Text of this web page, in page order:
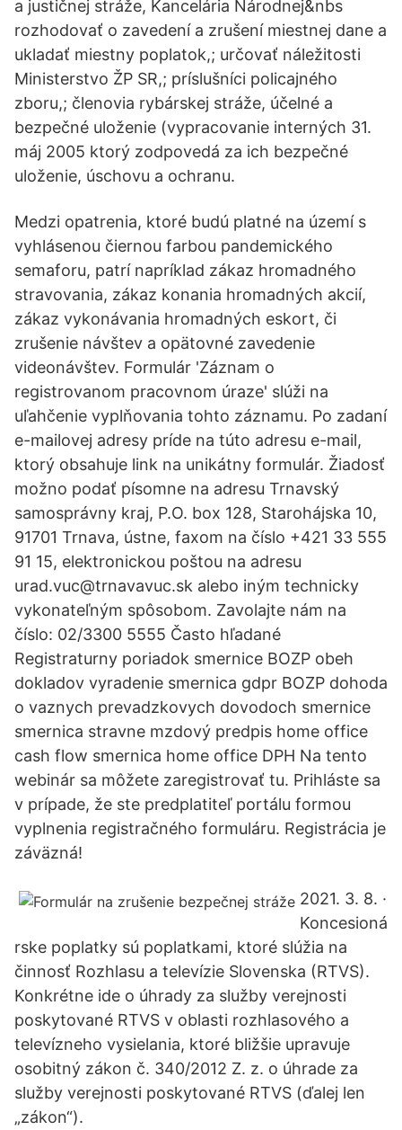
a justičnej stráže, Kancelária Národnej&nbs
rozhodovať o zavedení a zrušení miestnej dane a
ukladať miestny poplatok,; určovať náležitosti
Ministerstvo ŽP SR,; príslušníci policajného
zboru,; členovia rybárskej stráže, účelné a
bezpečné uloženie (vypracovanie interných 31.
máj 2005 ktorý zodpovedá za ich bezpečné
uloženie, úschovu a ochranu.
Medzi opatrenia, ktoré budú platné na území s
vyhlásenou čiernou farbou pandemického
semaforu, patrí napríklad zákaz hromadného
stravovania, zákaz konania hromadných akcií,
zákaz vykonávania hromadných eskort, či
zrušenie návštev a opätovné zavedenie
videonávštev. Formulár 'Záznam o
registrovanom pracovnom úraze' slúži na
uľahčenie vyplňovania tohto záznamu. Po zadaní
e-mailovej adresy príde na túto adresu e-mail,
ktorý obsahuje link na unikátny formulár. Žiadosť
možno podať písomne na adresu Trnavský
samosprávny kraj, P.O. box 128, Starohájska 10,
91701 Trnava, ústne, faxom na číslo +421 33 555
91 15, elektronickou poštou na adresu
urad.vuc@trnavavuc.sk alebo iným technicky
vykonateľným spôsobom. Zavolajte nám na
číslo: 02/3300 5555 Často hľadané
Registraturny poriadok smernice BOZP obeh
dokladov vyradenie smernica gdpr BOZP dohoda
o vaznych prevadzkovych dovodoch smernice
smernica stravne mzdový predpis home office
cash flow smernica home office DPH Na tento
webinár sa môžete zaregistrovať tu. Prihláste sa
v prípade, že ste predplatiteľ portálu formou
vyplnenia registračného formuláru. Registrácia je
záväzná!
2021. 3. 8. ·
Koncesioná
rske poplatky sú poplatkami, ktoré slúžia na
činnosť Rozhlasu a televízie Slovenska (RTVS).
Konkrétne ide o úhrady za služby verejnosti
poskytované RTVS v oblasti rozhlasového a
televízneho vysielania, ktoré bližšie upravuje
osobitný zákon č. 340/2012 Z. z. o úhrade za
služby verejnosti poskytované RTVS (ďalej len
„zákon“).